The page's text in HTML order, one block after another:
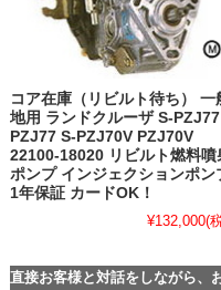
コア在庫（リビルト待ち） 一
地用 ランドクルーザ S-PZJ77
PZJ77 S-PZJ70V PZJ70V
22100-18020 リビルト燃料噴
ポンプ インジェクションポン
1年保証 カードOK！
¥132,000(
直接お客様と対話をしながら、